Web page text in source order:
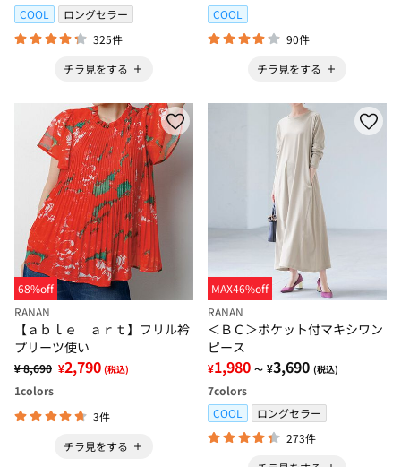
COOL
ロングセラー
325件
チラ見をする
COOL
90件
チラ見をする
68%off
RANAN
【ａｂｌｅ ａｒｔ】フリル衿
プリーツ使い
¥ 8,690 ¥2,790 (税込)
1colors
3件
チラ見をする
MAX46%off
RANAN
＜ＢＣ＞ポケット付マキシワン
ピース
¥1,980 ～ ¥3,690 (税込)
7colors
COOL
ロングセラー
273件